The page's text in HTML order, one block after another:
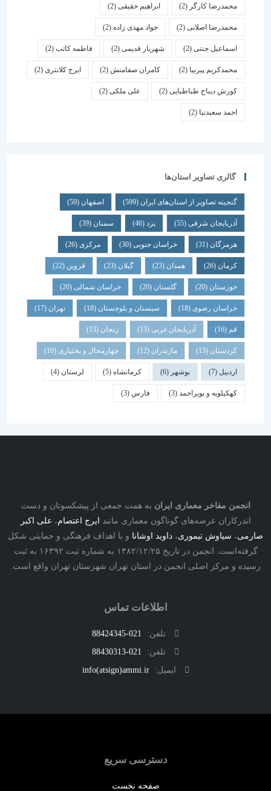
محمدرضا کارگر(2) ابراهیم حقیقی(2)
محمدرضا اصلانی(2) جواد مهدی زاده(2)
اسماعیل جنتی(2) شهریار قدیمی(2) فاطمه کاتب(2)
محمدکریم پیرنیا (2) کامران صفامنش(2) ایرج کلانتری (2)
کورش دیباج طباطبایی(2) علی ملکی(2)
احمد سعیدنیا (2)
گالری تصاویر استان‌ها
گنجینه تصاویر از استان‌های ایران(599) اصفهان (59)
آذربایجان شرقی(55) یزد سمنان (39)
هرمزگان(31) خراسان جنوبی(30) مرکزی (26)
همدان گیلان قزوین
خوزستان(20) گلستان (20) خراسان شمالی(20)
خراسان رضوی(18) سیستان و بلوچستان(18) تهران
آذربایجان غربی(15) زنجان
کردستان(13) مازندران(12) چهارمحال و بختیاری (10)
بوشهر کرمانشاه(5) لرستان (4)
کهکیلویه و بویراحمد(3) فارس
مفاخر معماری ایرانبه همت جمعی از پیشکسوتان و دست
عرصه‌های گوناگون معماری مانندایرج اعتصام،علی اکبر
،سیاوش تیموری،داوید اوشانا و با اهداف فرهنگی و حمایتی شکل
گرفته‌است. انجمن در تاریخ ۱۳۸۲/۱۲/۲۵ به شماره ثبت ۱۶۳۹۲ به ثبت
و مرکز اصلی انجمن در استان تهران شهرستان تهران واقع است.
اطلاعات تماس
تلفن:
021-88424345
تلفن:
021-88430313
ایمیل:
info(atsign)ammi.ir
دسترسی سریع
صفحه نخست